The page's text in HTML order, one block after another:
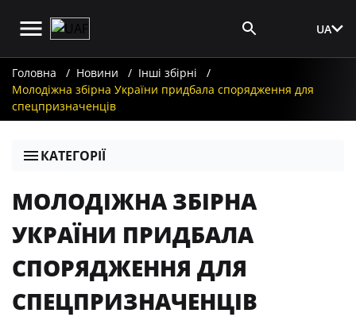
UA
Головна Новини
Інші збірні
Молодіжна збірна України придбала спорядження для
спецпризначенців
КАТЕГОРІЇ
МОЛОДІЖНА ЗБІРНА
УКРАЇНИ ПРИДБАЛА
СПОРЯДЖЕННЯ ДЛЯ
СПЕЦПРИЗНАЧЕНЦІВ